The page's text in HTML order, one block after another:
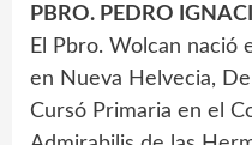
PBRO. PEDRO
El Pbro. Wolcan nació
en Nueva Helvecia,
Cursó Primaria en el